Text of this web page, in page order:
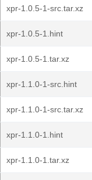
xpr-1.0.5-1-src.tar.xz
xpr-1.0.5-1.hint
xpr-1.0.5-1.tar.xz
xpr-1.1.0-1-src.hint
xpr-1.1.0-1-src.tar.xz
xpr-1.1.0-1.hint
xpr-1.1.0-1.tar.xz